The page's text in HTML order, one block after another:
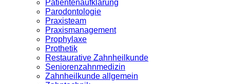
Patientenaufklärung
Parodontologie
Praxisteam
Praxismanagement
Prophylaxe
Prothetik
Restaurative Zahnheilkunde
Seniorenzahnmedizin
Zahnheilkunde allgemein